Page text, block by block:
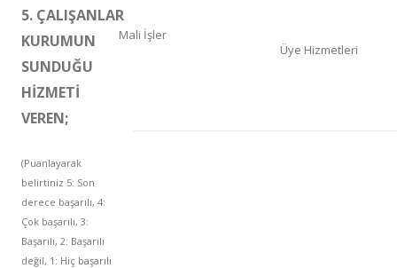
5. ÇALIŞANLAR
KURUMUN
SUNDUĞU
HİZMETİ
VEREN;
(Puanlayarak
belirtiniz 5: Son
derece başarılı, 4:
Çok başarılı, 3:
Başarılı, 2: Başarılı
değil, 1: Hiç başarılı
Mali İşler
Üye Hizmetleri